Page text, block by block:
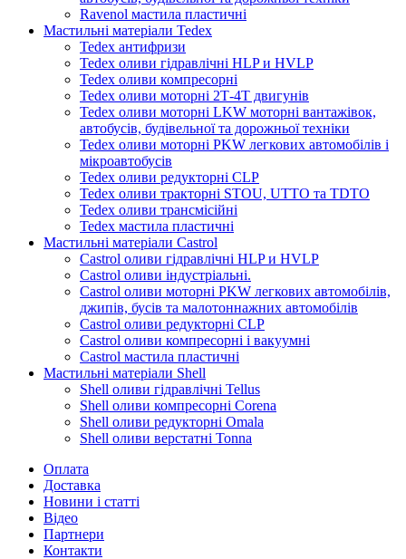
Ravenol мастила пластичні
Мастильні матеріали Tedex
Tedex антифризи
Tedex оливи гідравлічні HLP и HVLP
Tedex оливи компресорні
Tedex оливи моторні 2Т-4Т двигунів
Tedex оливи моторні LKW моторні вантажівок,
автобусів, будівельної та дорожньої техніки
Tedex оливи моторні PKW легкових автомобілів і
мікроавтобусів
Tedex оливи редукторні CLP
Tedex оливи тракторні STOU, UTTO та TDTO
Tedex оливи трансмісійні
Tedex мастила пластичні
Мастильні матеріали Castrol
Castrol оливи гідравлічні HLP и HVLP
Castrol оливи індустріальні.
Castrol оливи моторні PKW легкових автомобілів,
джипів, бусів та малотоннажних автомобілів
Castrol оливи редукторні CLP
Castrol оливи компресорні і вакуумні
Castrol мастила пластичні
Мастильні матеріали Shell
Shell оливи гідравлічні Tellus
Shell оливи компресорні Corena
Shell оливи редукторні Omala
Shell оливи верстатні Tonna
Оплата
Доставка
Новини і статті
Відео
Партнери
Контакти